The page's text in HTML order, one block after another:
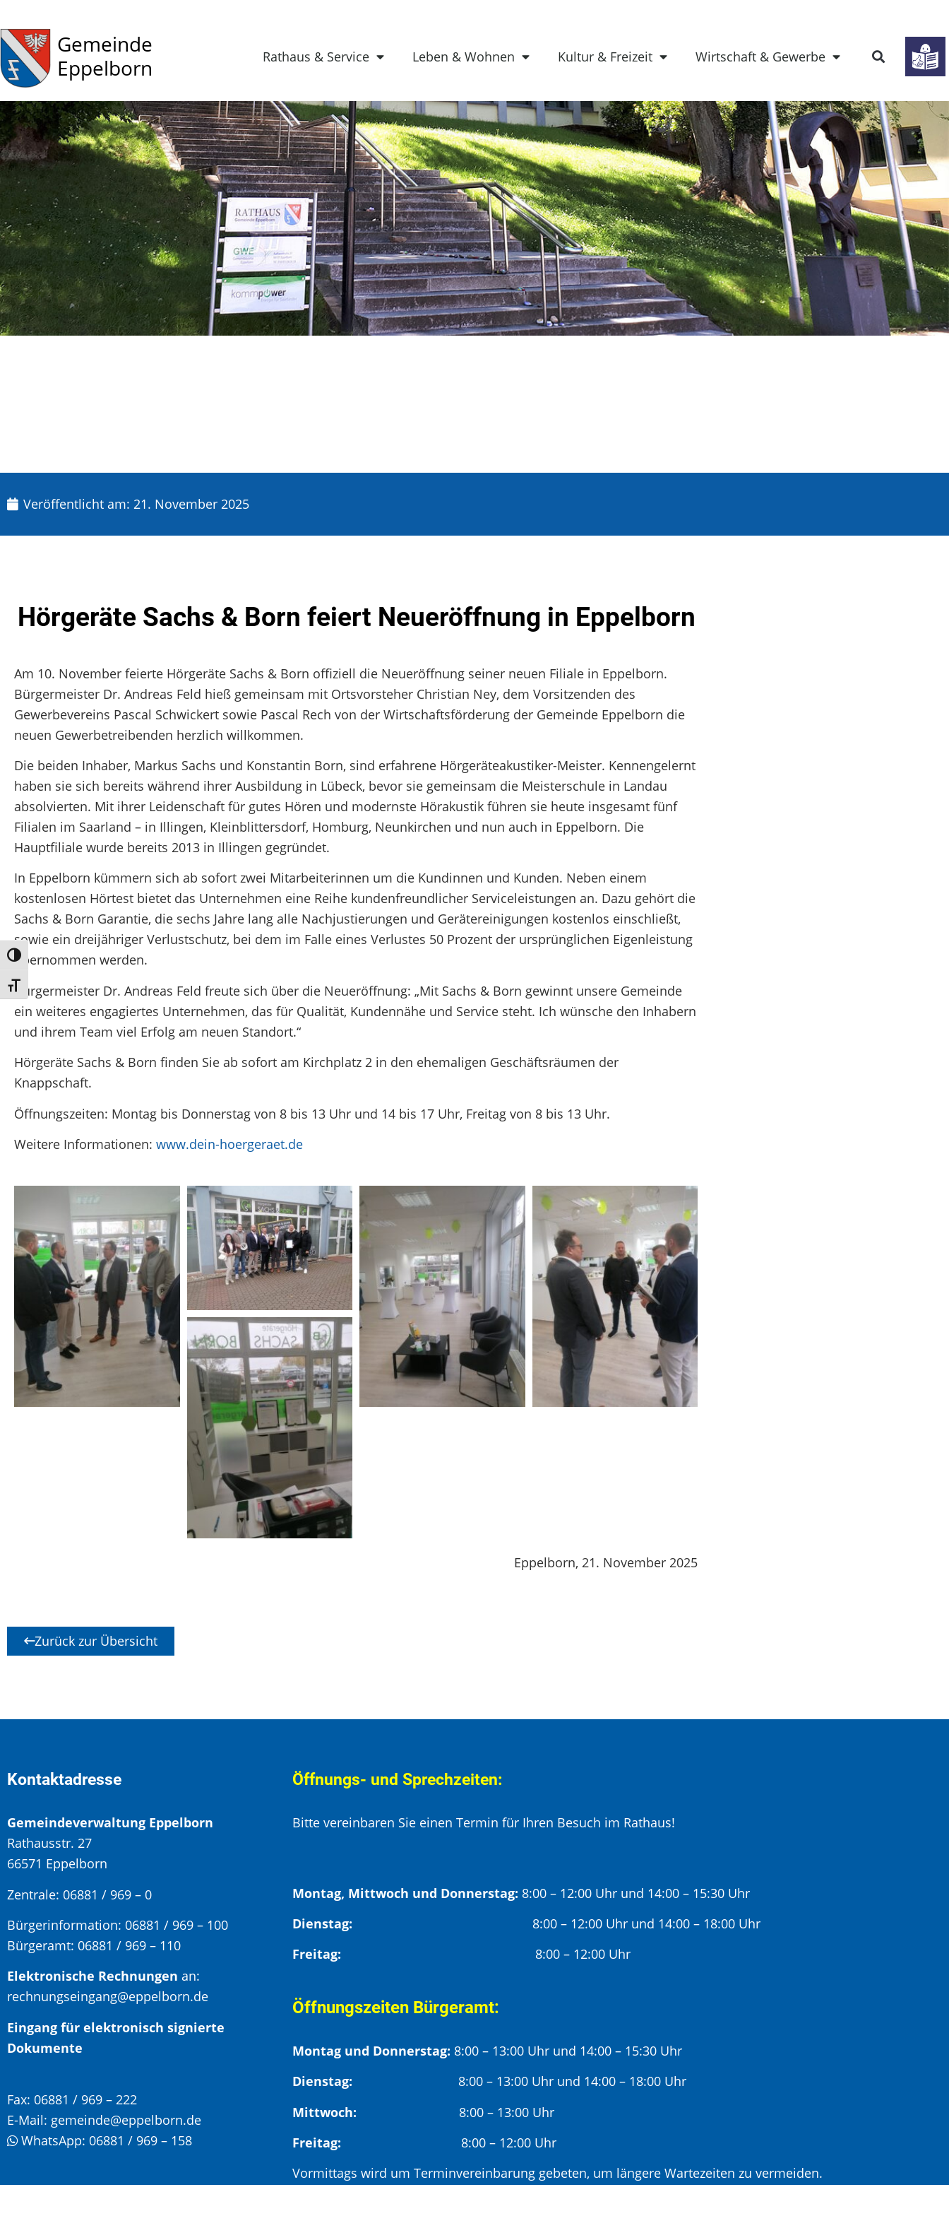
Umschalten auf hohe Kontraste
Schrift vergrößern
Gemeinde
Eppelborn
Rathaus & Service Leben & Wohnen Kultur & Freizeit Wirtschaft & Gewerbe
Veröffentlicht am: 21. November 2025
Hörgeräte Sachs & Born feiert Neueröffnung in Eppelborn
Am 10. November feierte Hörgeräte Sachs & Born offiziell die Neueröffnung seiner neuen Filiale in Eppelborn.
Bürgermeister Dr. Andreas Feld hieß gemeinsam mit Ortsvorsteher Christian Ney, dem Vorsitzenden des
Gewerbevereins Pascal Schwickert sowie Pascal Rech von der Wirtschaftsförderung der Gemeinde Eppelborn die
neuen Gewerbetreibenden herzlich willkommen.
Die beiden Inhaber, Markus Sachs und Konstantin Born, sind erfahrene Hörgeräteakustiker-Meister. Kennengelernt
haben sie sich bereits während ihrer Ausbildung in Lübeck, bevor sie gemeinsam die Meisterschule in Landau
absolvierten. Mit ihrer Leidenschaft für gutes Hören und modernste Hörakustik führen sie heute insgesamt fünf
Filialen im Saarland – in Illingen, Kleinblittersdorf, Homburg, Neunkirchen und nun auch in Eppelborn. Die
Hauptfiliale wurde bereits 2013 in Illingen gegründet.
In Eppelborn kümmern sich ab sofort zwei Mitarbeiterinnen um die Kundinnen und Kunden. Neben einem
kostenlosen Hörtest bietet das Unternehmen eine Reihe kundenfreundlicher Serviceleistungen an. Dazu gehört die
Sachs & Born Garantie, die sechs Jahre lang alle Nachjustierungen und Gerätereinigungen kostenlos einschließt,
sowie ein dreijähriger Verlustschutz, bei dem im Falle eines Verlustes 50 Prozent der ursprünglichen Eigenleistung
übernommen werden.
Bürgermeister Dr. Andreas Feld freute sich über die Neueröffnung: „Mit Sachs & Born gewinnt unsere Gemeinde
ein weiteres engagiertes Unternehmen, das für Qualität, Kundennähe und Service steht. Ich wünsche den Inhabern
und ihrem Team viel Erfolg am neuen Standort.“
Hörgeräte Sachs & Born finden Sie ab sofort am Kirchplatz 2 in den ehemaligen Geschäftsräumen der
Knappschaft.
Öffnungszeiten: Montag bis Donnerstag von 8 bis 13 Uhr und 14 bis 17 Uhr, Freitag von 8 bis 13 Uhr.
Weitere Informationen: www.dein-hoergeraet.de
Eppelborn, 21. November 2025
Zurück zur Übersicht
Kontaktadresse
Gemeindeverwaltung Eppelborn
Rathausstr. 27
66571 Eppelborn
Zentrale: 06881 / 969 – 0
Bürgerinformation: 06881 / 969 – 100
Bürgeramt: 06881 / 969 – 110
Elektronische Rechnungen an:
rechnungseingang@eppelborn.de
Eingang für elektronisch signierte
Dokumente
Fax: 06881 / 969 – 222
E-Mail: gemeinde@eppelborn.de
WhatsApp: 06881 / 969 – 158
Öffnungs- und Sprechzeiten:
Bitte vereinbaren Sie einen Termin für Ihren Besuch im Rathaus!
Montag, Mittwoch und Donnerstag: 8:00 – 12:00 Uhr und 14:00 – 15:30 Uhr
Dienstag: 8:00 – 12:00 Uhr und 14:00 – 18:00 Uhr
Freitag:
8:00 – 12:00 Uhr
Öffnungszeiten Bürgeramt:
Montag und Donnerstag: 8:00 – 13:00 Uhr und 14:00 – 15:30 Uhr
Dienstag: 8:00 – 13:00 Uhr und 14:00 – 18:00 Uhr
Mittwoch: 8:00 – 13:00 Uhr
Freitag:
8:00 – 12:00 Uhr
Vormittags wird um Terminvereinbarung gebeten, um längere Wartezeiten zu vermeiden.